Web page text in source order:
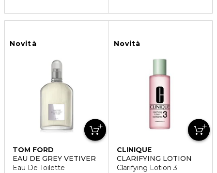
Novità
TOM FORD
EAU DE GREY VETIVER
Eau De Toilette
Novità
CLINIQUE
CLARIFYING LOTION
Clarifying Lotion 3